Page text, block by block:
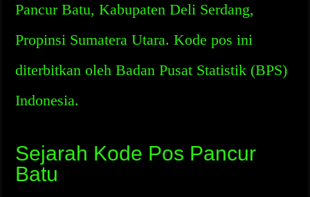
Pancur Batu, Kabupaten Deli Serdang,
Propinsi Sumatera Utara. Kode pos ini
diterbitkan oleh Badan Pusat Statistik (BPS)
Indonesia.
Sejarah Kode Pos Pancur
Batu